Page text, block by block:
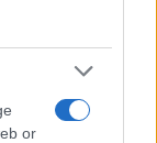
or
$1,915.51